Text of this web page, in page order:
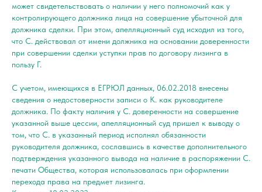
может свидетельствовать о наличии у него полномочий как у
контролирующего должника лица на совершение убыточной для
должника сделки. При этом, апелляционный суд исходил из того,
что С. действовал от имени должника на основании доверенности
при совершении сделки уступки прав по договору лизинга в
пользу Г.
С учетом, имеющихся в ЕГРЮЛ данных, 06.02.2018 внесены
сведения о недостоверности записи о К. как руководителе
должника. По факту наличия у С. доверенности на совершение
указанной выше цессии, апелляционный суд пришел к выводу о
том, что С. в указанный период исполнял обязанности
руководителя должника, сославшись в качестве дополнительного
подтверждения указанного вывода на наличие в распоряжении С.
печати Общества, которая использовалась при оформлении
перехода права на предмет лизинга.